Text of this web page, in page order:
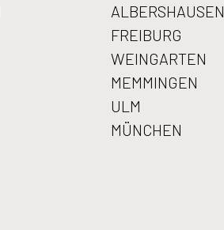
ALBERSHAUSEN
FREIBURG
WEINGARTEN
MEMMINGEN
ULM
MÜNCHEN